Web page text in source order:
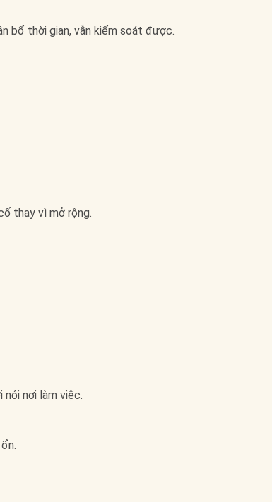
bổ thời gian, vẫn kiểm soát được.
thay vì mở rộng.
nói nơi làm việc.